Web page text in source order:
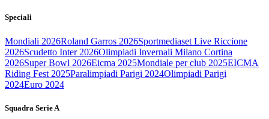
Speciali
Mondiali 2026Roland Garros 2026Sportmediaset Live Riccione
2026Scudetto Inter 2026Olimpiadi Invernali Milano Cortina
2026Super Bowl 2026Eicma 2025Mondiale per club 2025EICMA
Riding Fest 2025Paralimpiadi Parigi 2024Olimpiadi Parigi
2024Euro 2024
Squadra Serie A